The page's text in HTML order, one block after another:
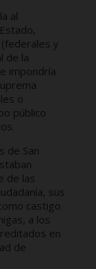
al
y
de la
impondría
o
público
de San
de las
sus
castigo
a los
en
de